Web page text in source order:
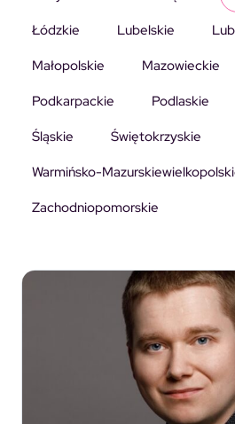
Łódzkie
Lubelskie
Małopolskie
Mazowieckie
Podkarpackie
Podlaskie
Śląskie
Świętokrzyskie
Warmińsko-
Zachodniopomorskie